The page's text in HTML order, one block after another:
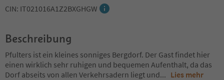
CIN: IT021016A1Z2BXGHGW
Beschreibung
Pfulters ist ein kleines sonniges Bergdorf. Der Gast findet hier
einen wirklich sehr ruhigen und bequemen Aufenthalt, da das
Dorf abseits von allen Verkehrsadern liegt und... Lies mehr